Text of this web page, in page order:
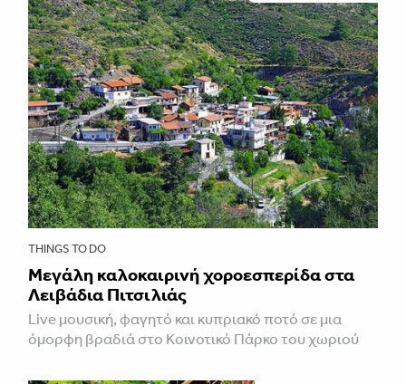
THINGS TO DO
Μεγάλη καλοκαιρινή χοροεσπερίδα στα
Λειβάδια Πιτσιλιάς
Live μουσική, φαγητό και κυπριακό ποτό σε μια
όμορφη βραδιά στο Κοινοτικό Πάρκο του χωριού